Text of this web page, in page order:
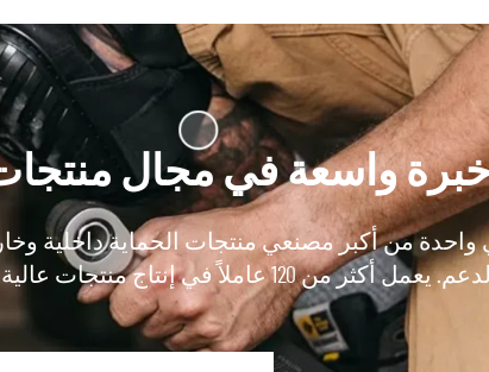
خبرة واسعة في مجال
عاملاً في إنتاج منتجات عالية الجودة تُوزَّع في جميع أنحاء العالم.